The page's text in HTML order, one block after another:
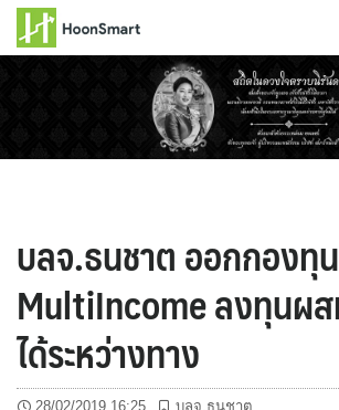
บลจ.ธนชาต ออกกองทุ
MultiIncome ลงทุนผส
ได้ระหว่างทาง
28/02/2019 16:25 บลจ.ธนชาต